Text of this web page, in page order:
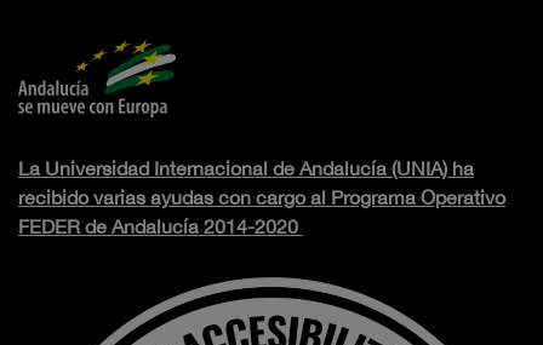
La Universidad Internacional de Andalucía (UNIA) ha
recibido varias ayudas con cargo al Programa Operativo
FEDER de Andalucía 2014-2020